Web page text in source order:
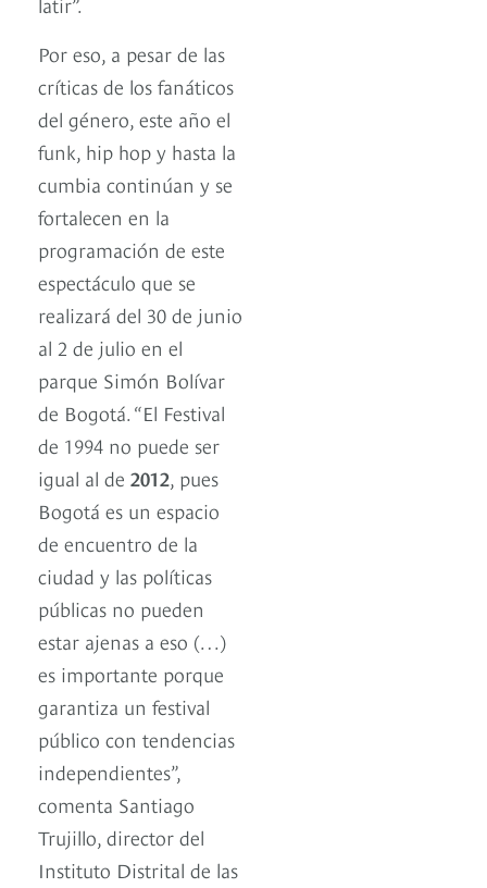
Por eso, a pesar de las
críticas de los fanáticos
del género, este año el
funk, hip hop y hasta la
cumbia continúan y se
fortalecen en la
programación de este
espectáculo que se
realizará del 30 de junio
al 2 de julio en el
parque Simón Bolívar
de Bogotá. “El Festival
de 1994 no puede ser
igual al de 2012, pues
Bogotá es un espacio
de encuentro de la
ciudad y las políticas
públicas no pueden
estar ajenas a eso (…)
es importante porque
garantiza un festival
público con tendencias
independientes”,
comenta Santiago
Trujillo, director del
Instituto Distrital de las